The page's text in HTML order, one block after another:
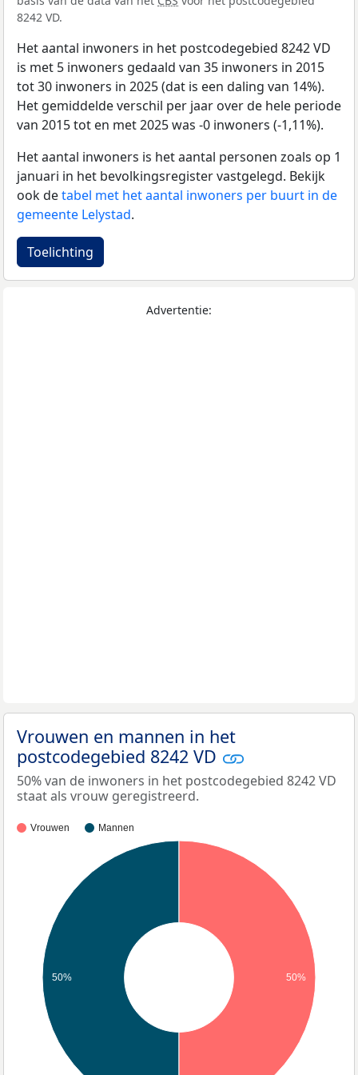
8242 VD.
Het aantal inwoners in het postcodegebied 8242 VD
is met 5 inwoners gedaald van 35 inwoners in 2015
tot 30 inwoners in 2025 (dat is een daling van 14%).
Het gemiddelde verschil per jaar over de hele periode
van 2015 tot en met 2025 was -0 inwoners (-1,11%).
Het aantal inwoners is het aantal personen zoals op 1
januari in het bevolkingsregister vastgelegd. Bekijk
ook detabel met het aantal inwoners per buurt in de
gemeente Lelystad.
Toelichting
Advertentie:
Vrouwen en mannen in het
postcodegebied 8242 VD
50% van de inwoners in het postcodegebied 8242 VD
staat als vrouw geregistreerd.
Vrouwen Mannen
50% 50%